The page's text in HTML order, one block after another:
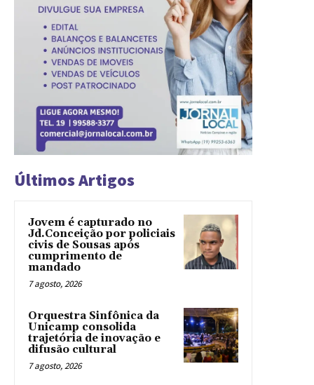
Últimos Artigos
Jovem é capturado no
Jd.Conceição por policiais
civis de Sousas após
cumprimento de
mandado
7 agosto, 2026
Orquestra Sinfônica da
Unicamp consolida
trajetória de inovação e
difusão cultural
7 agosto, 2026